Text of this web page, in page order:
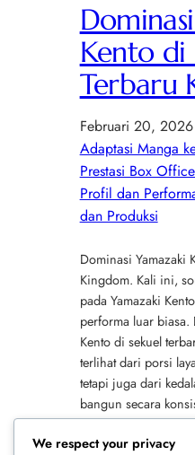
Kento di
Terbaru
Februari 20, 2026
Adaptasi Manga
Prestasi Box
Profil dan
dan Produksi
Dominasi Yamazaki
Kingdom. Kali ini,
pada Yamazaki
performa luar biasa.
Kento di sekuel
terlihat dari porsi
tetapi juga dari
bangun secara
film ini semakin
sebagai aktor papan…
We respect your privacy